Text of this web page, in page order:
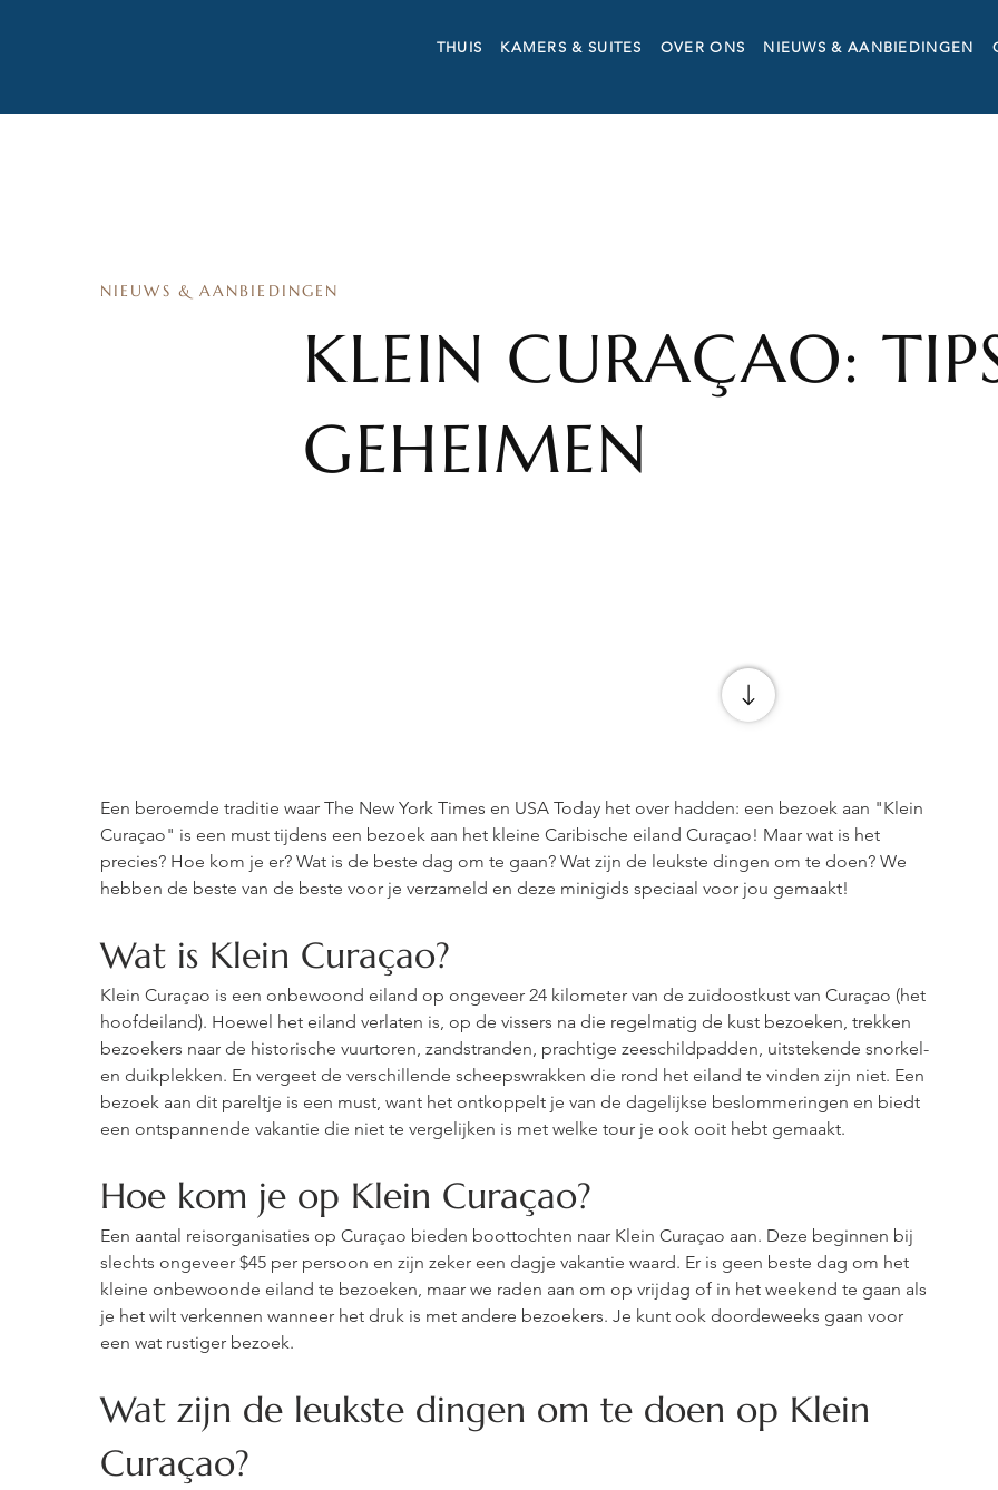
THUIS KAMERS & SUITES OVER ONS NIEUWS & AANBIEDINGEN
NIEUWS & AANBIEDINGEN
KLEIN CURAÇAO:
GEHEIMEN
Een beroemde traditie waar The New York Times en USA Today het over hadden: een bezoek aan "Klein
Curaçao" is een must tijdens een bezoek aan het kleine Caribische eiland Curaçao! Maar wat is het
precies? Hoe kom je er? Wat is de beste dag om te gaan? Wat zijn de leukste dingen om te doen? We
hebben de beste van de beste voor je verzameld en deze minigids speciaal voor jou gemaakt!
Wat is Klein Curaçao?
Klein Curaçao is een onbewoond eiland op ongeveer 24 kilometer van de zuidoostkust van Curaçao (het
hoofdeiland). Hoewel het eiland verlaten is, op de vissers na die regelmatig de kust bezoeken, trekken
bezoekers naar de historische vuurtoren, zandstranden, prachtige zeeschildpadden, uitstekende snorkel-
en duikplekken. En vergeet de verschillende scheepswrakken die rond het eiland te vinden zijn niet. Een
bezoek aan dit pareltje is een must, want het ontkoppelt je van de dagelijkse beslommeringen en biedt
een ontspannende vakantie die niet te vergelijken is met welke tour je ook ooit hebt gemaakt.
Hoe kom je op Klein Curaçao?
Een aantal reisorganisaties op Curaçao bieden boottochten naar Klein Curaçao aan. Deze beginnen bij
slechts ongeveer $45 per persoon en zijn zeker een dagje vakantie waard. Er is geen beste dag om het
kleine onbewoonde eiland te bezoeken, maar we raden aan om op vrijdag of in het weekend te gaan als
je het wilt verkennen wanneer het druk is met andere bezoekers. Je kunt ook doordeweeks gaan voor
een wat rustiger bezoek.
Wat zijn de leukste dingen om te doen op Klein
Curaçao?